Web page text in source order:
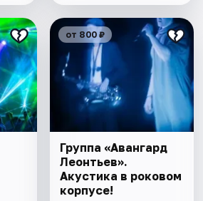
от 800 ₽
Группа «Авангард
Леонтьев».
Акустика в роковом
корпусе!